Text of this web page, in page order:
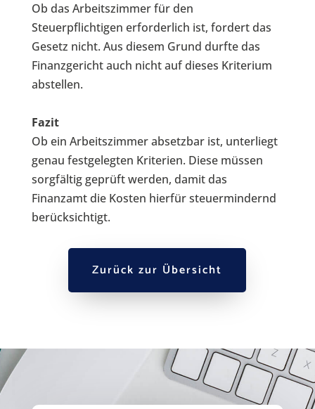
Ob das Arbeitszimmer für den
Steuerpflichtigen erforderlich ist, fordert das
Gesetz nicht. Aus diesem Grund durfte das
Finanzgericht auch nicht auf dieses Kriterium
abstellen.
Fazit
Ob ein Arbeitszimmer absetzbar ist, unterliegt
genau festgelegten Kriterien. Diese müssen
sorgfältig geprüft werden, damit das
Finanzamt die Kosten hierfür steuermindernd
berücksichtigt.
Zurück zur Übersicht